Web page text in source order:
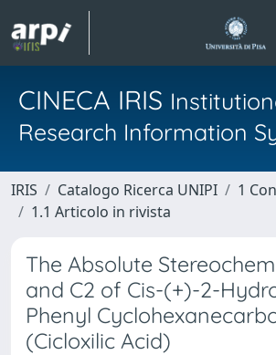
CINECA IRIS
Research Information
IRIS Catalogo Ricerca UNIPI
1
1.1 Articolo in rivista
The Absolute
and C2 of Cis-(+)-2-
Phenyl
(Cicloxilic Acid)